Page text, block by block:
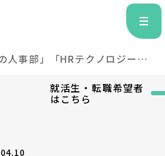
人事部」「HRテクノロジー」
就活生・転職希望者
はこちら